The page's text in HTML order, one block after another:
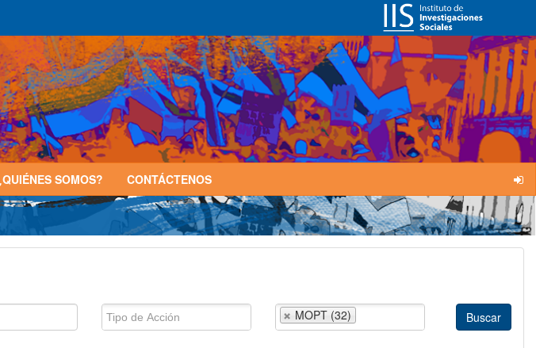
SOMOS? CONTÁCTENOS
MOPT (32)